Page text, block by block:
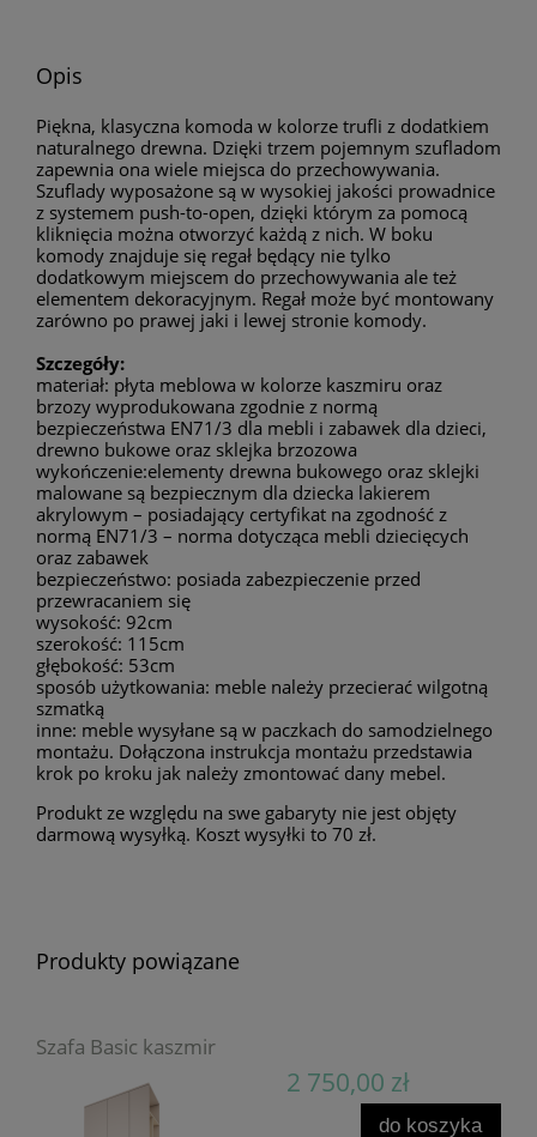
Opis
Piękna, klasyczna komoda w kolorze trufli z dodatkiem
naturalnego drewna. Dzięki trzem pojemnym szufladom
zapewnia ona wiele miejsca do przechowywania.
Szuflady wyposażone są w wysokiej jakości prowadnice
z systemem push-to-open, dzięki którym za pomocą
kliknięcia można otworzyć każdą z nich. W boku
komody znajduje się regał będący nie tylko
dodatkowym miejscem do przechowywania ale też
elementem dekoracyjnym. Regał może być montowany
zarówno po prawej jaki i lewej stronie komody.
Szczegóły:
materiał: płyta meblowa w kolorze kaszmiru oraz
brzozy wyprodukowana zgodnie z normą
bezpieczeństwa EN71/3 dla mebli i zabawek dla dzieci,
drewno bukowe oraz sklejka brzozowa
wykończenie:elementy drewna bukowego oraz sklejki
malowane są bezpiecznym dla dziecka lakierem
akrylowym – posiadający certyfikat na zgodność z
normą EN71/3 – norma dotycząca mebli dziecięcych
oraz zabawek
bezpieczeństwo: posiada zabezpieczenie przed
przewracaniem się
wysokość: 92cm
szerokość: 115cm
głębokość: 53cm
sposób użytkowania: meble należy przecierać wilgotną
szmatką
inne: meble wysyłane są w paczkach do samodzielnego
montażu. Dołączona instrukcja montażu przedstawia
krok po kroku jak należy zmontować dany mebel.
Produkt ze względu na swe gabaryty nie jest objęty
darmową wysyłką. Koszt wysyłki to 70 zł.
Produkty powiązane
Szafa Basic kaszmir
2 750,00 zł
do koszyka